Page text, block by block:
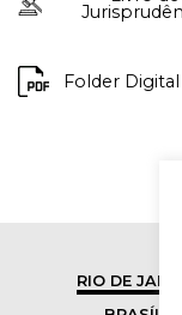
Folder Digital
RIO DE